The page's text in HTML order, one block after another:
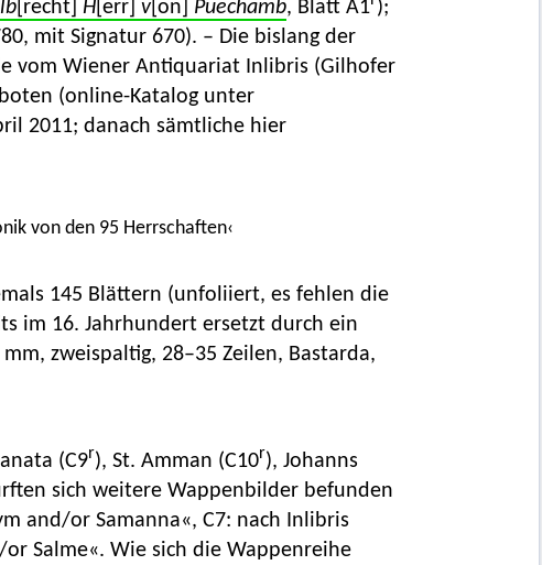
[recht] H[err] v[on] Puechamb, Blatt A1 );
mit Signatur 670). – Die bislang der
vom Wiener Antiquariat Inlibris (Gilhofer
(online-Katalog unter
2011; danach sämtliche hier
von den 95 Herrschaften‹
145 Blättern (unfoliiert, es fehlen die
im 16. Jahrhundert ersetzt durch ein
zweispaltig, 28–35 Zeilen, Bastarda,
(C9r), St. Amman (C10r), Johanns
sich weitere Wappenbilder befunden
and/or Samanna«, C7: nach Inlibris
Salme«. Wie sich die Wappenreihe